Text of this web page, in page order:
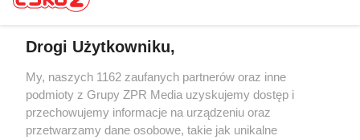
Drogi Użytkowniku,
My, naszych 1162 zaufanych partnerów oraz inne
podmioty z Grupy ZPR Media uzyskujemy dostęp i
przechowujemy informacje na urządzeniu oraz
przetwarzamy dane osobowe, takie jak unikalne